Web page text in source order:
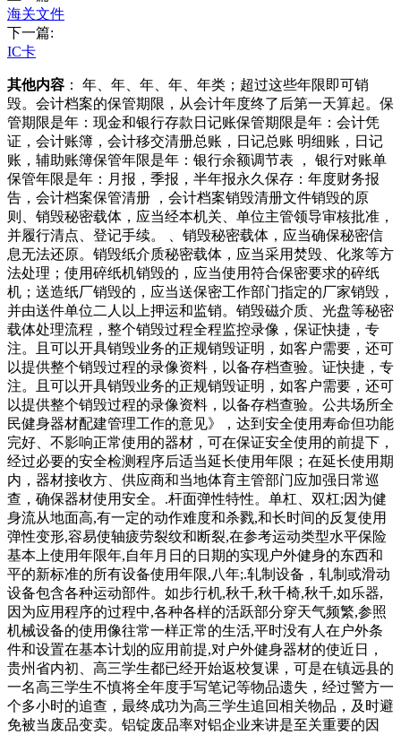
海关文件
下一篇:
IC卡
其他内容 ： 年、年、年、年、年类；超过这些年限即可销
毁。会计档案的保管期限，从会计年度终了后第一天算起。保
管期限是年：现金和银行存款日记账保管期限是年：会计凭
证，会计账簿，会计移交清册总账，日记总账 明细账，日记
账，辅助账簿保管年限是年：银行余额调节表 ， 银行对账单
保管年限是年：月报，季报，半年报永久保存：年度财务报
告，会计档案保管清册 ，会计档案销毁清册文件销毁的原
则、销毁秘密载体，应当经本机关、单位主管领导审核批准，
并履行清点、登记手续。 、销毁秘密载体，应当确保秘密信
息无法还原。销毁纸介质秘密载体，应当采用焚毁、化浆等方
法处理；使用碎纸机销毁的，应当使用符合保密要求的碎纸
机；送造纸厂销毁的，应当送保密工作部门指定的厂家销毁，
并由送件单位二人以上押运和监销。销毁磁介质、光盘等秘密
载体处理流程，整个销毁过程全程监控录像，保证快捷，专
注。且可以开具销毁业务的正规销毁证明，如客户需要，还可
以提供整个销毁过程的录像资料，以备存档查验。证快捷，专
注。且可以开具销毁业务的正规销毁证明，如客户需要，还可
以提供整个销毁过程的录像资料，以备存档查验。公共场所全
民健身器材配建管理工作的意见》，达到安全使用寿命但功能
完好、不影响正常使用的器材，可在保证安全使用的前提下，
经过必要的安全检测程序后适当延长使用年限；在延长使用期
内，器材接收方、供应商和当地体育主管部门应加强日常巡
查，确保器材使用安全。.杆面弹性特性。单杠、双杠;因为健
身流从地面高,有一定的动作难度和杀戮,和长时间的反复使用
弹性变形,容易使轴疲劳裂纹和断裂,在参考运动类型水平保险
基本上使用年限年,自年月日的日期的实现户外健身的东西和
平的新标准的所有设备使用年限,八年;.轧制设备，轧制或滑动
设备包含各种运动部件。如步行机,秋千,秋千椅,秋千,如乐器,
因为应用程序的过程中,各种各样的活跃部分穿天气频繁,参照
机械设备的使用像往常一样正常的生活,平时没有人在户外条
件和设置在基本计划的应用前提,对户外健身器材的使近日，
贵州省内初、高三学生都已经开始返校复课，可是在镇远县的
一名高三学生不慎将全年度手写笔记等物品遗失，经过警方一
个多小时的追查，最终成功为高三学生追回相关物品，及时避
免被当废品变卖。铝锭废品率对铝企业来讲是至关重要的因